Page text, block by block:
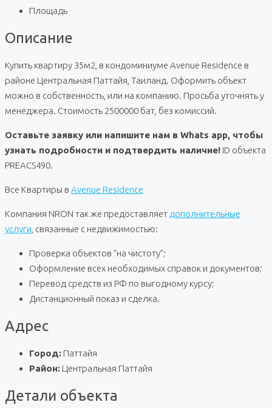
Площадь
Описание
Купить квартиру 35м2, в кондоминиуме Avenue Residence в
районе Центральная Паттайя, Таиланд. Оформить объект
можно в собственность, или на компанию. Просьба уточнять у
менеджера. Стоимость 2500000 бат, без комиссий.
Оставьте заявку или напишите нам в Whats app, чтобы
узнать подробности и подтвердить наличие! ID объекта
PREACS490.
Все Квартиры в Avenue Residence
Компания NRON так же предоставляет дополнительные
услуги , связанные с недвижимостью:
Проверка объектов “на чистоту”;
Оформление всех необходимых справок и документов;
Перевод средств из РФ по выгодному курсу;
Дистанционный показ и сделка.
Адрес
Город: Паттайя
Район: Центральная Паттайя
Детали объекта